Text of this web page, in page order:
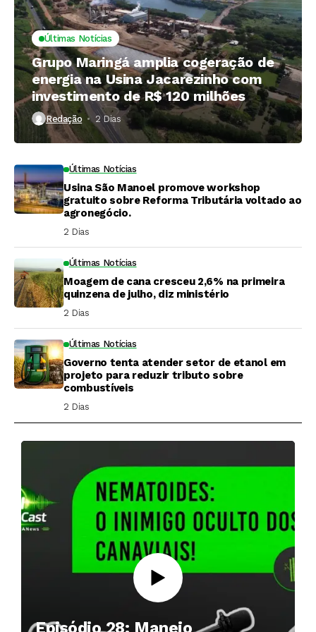
Últimas Notícias
Grupo Maringá amplia cogeração de
energia na Usina Jacarezinho com
investimento de R$ 120 milhões
Redação 2 Dias ⁮
Últimas Notícias
Usina São Manoel promove workshop
gratuito sobre Reforma Tributária voltado ao
agronegócio.
2 Dias ⁮
Últimas Notícias
Moagem de cana cresceu 2,6% na primeira
quinzena de julho, diz ministério
2 Dias ⁮
Últimas Notícias
Governo tenta atender setor de etanol em
projeto para reduzir tributo sobre
combustíveis
2 Dias ⁮